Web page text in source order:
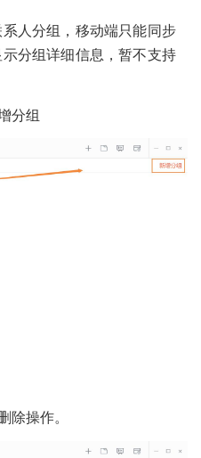
人分组，移动端只能同步
分组详细信息，暂不支持
分组
操作。